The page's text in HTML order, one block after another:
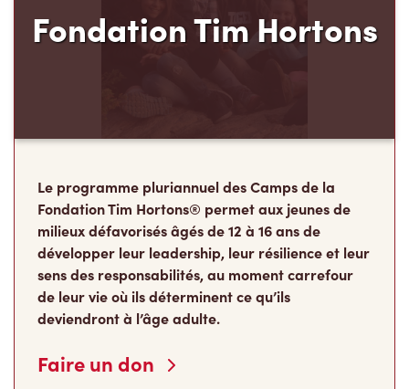
Fondation Tim Hortons
Le programme pluriannuel des Camps de la
Fondation Tim Hortons® permet aux jeunes de
milieux défavorisés âgés de 12 à 16 ans de
développer leur leadership, leur résilience et leur
sens des responsabilités, au moment carrefour
de leur vie où ils déterminent ce qu’ils
deviendront à l’âge adulte.
Faire un don